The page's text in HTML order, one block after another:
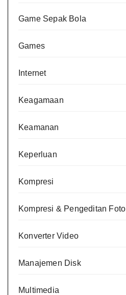
Game Sepak Bola
Games
Internet
Keagamaan
Keamanan
Keperluan
Kompresi
Kompresi & Pengeditan Foto
Konverter Video
Manajemen Disk
Multimedia